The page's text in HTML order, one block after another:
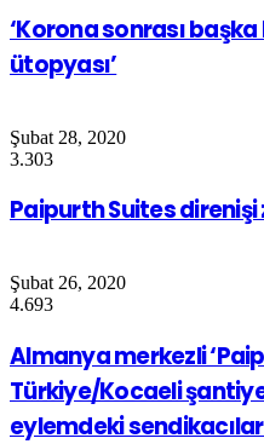
‘Korona sonrası
ütopyası’
Şubat 28, 2020
3.303
Paipurth Suites
Şubat 26, 2020
4.693
Almanya merkezli
Türkiye/Kocaeli
eylemdeki